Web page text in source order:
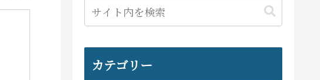
カテゴリー